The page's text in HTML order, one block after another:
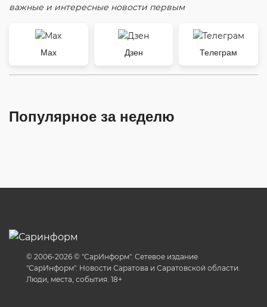
важные и интересные новости первым
Max Дзен Телеграм
Популярное за неделю
© 2006-2026 © "СарИнформ". Сетевое издание
"СарИнформ". Новости Саратова и Саратовской области.
Люди, места, события. 18+